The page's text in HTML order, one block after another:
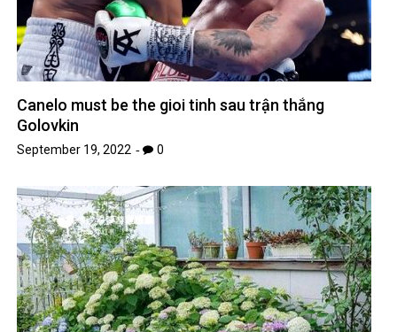
Canelo must be the gioi tinh sau trận thắng
Golovkin
September 19, 2022 0